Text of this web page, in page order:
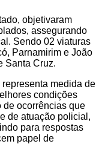
objetivaram
assegurando
Sendo 02 viaturas
Parnamirim e João
Santa Cruz.
medida de
condições
de ocorrências que
de atuação policial,
para respostas
papel de